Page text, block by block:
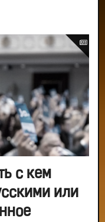
с кем
или